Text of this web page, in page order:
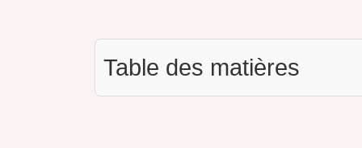
Table des matières